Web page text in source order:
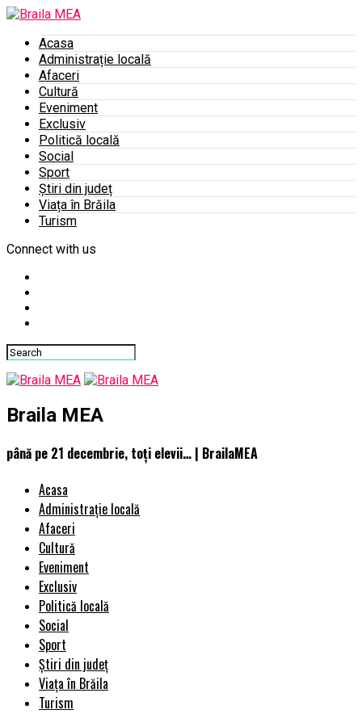
Acasa
Administrație locală
Afaceri
Cultură
Eveniment
Exclusiv
Politică locală
Social
Sport
Știri din județ
Viața în Brăila
Turism
Connect with us
Braila MEA
până pe 21 decembrie, toţi elevii… | BrailaMEA
Acasa
Administrație locală
Afaceri
Cultură
Eveniment
Exclusiv
Politică locală
Social
Sport
Știri din județ
Viața în Brăila
Turism